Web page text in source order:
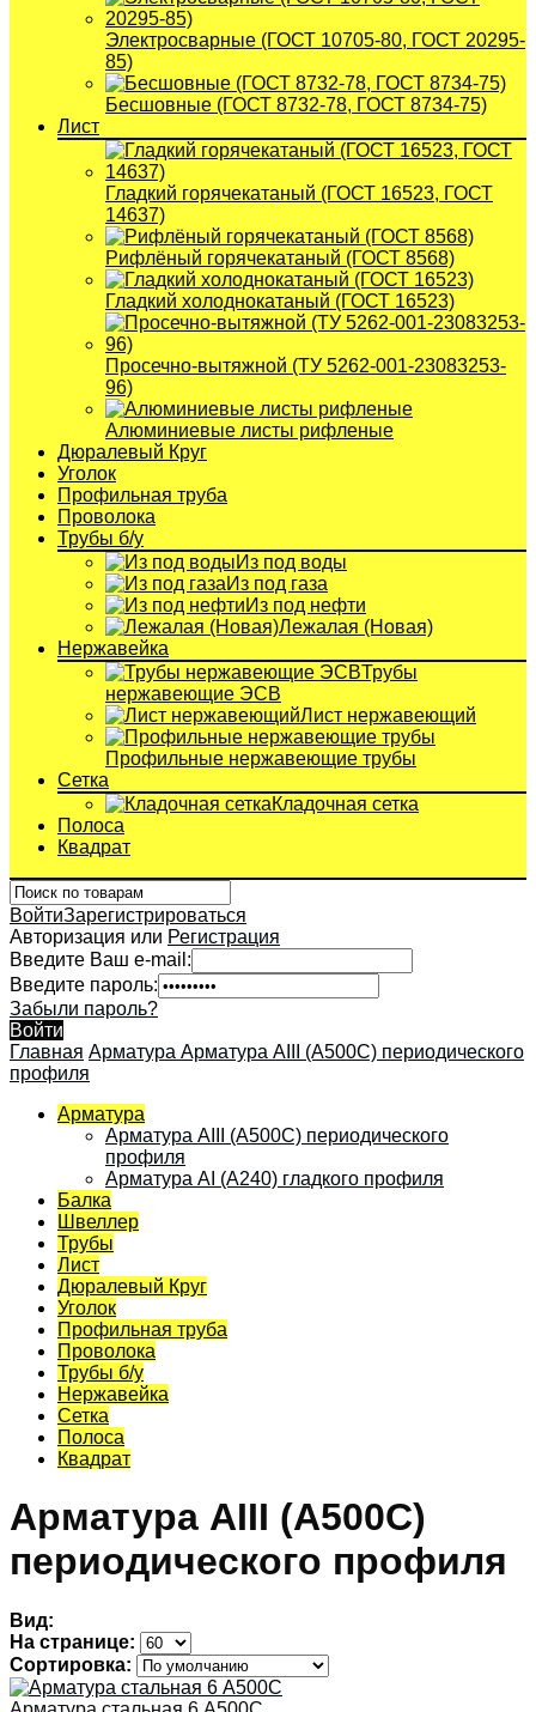
Электросварные (ГОСТ 10705-80, ГОСТ 20295-
85)
Бесшовные (ГОСТ 8732-78, ГОСТ 8734-75)
Лист
Гладкий горячекатаный (ГОСТ 16523, ГОСТ
14637)
Рифлёный горячекатаный (ГОСТ 8568)
Гладкий холоднокатаный (ГОСТ 16523)
Просечно-вытяжной (ТУ 5262-001-23083253-
96)
Алюминиевые листы рифленые
Дюралевый Круг
Уголок
Профильная труба
Проволока
Трубы б/у
Из под воды
Из под газа
Из под нефти
Лежалая (Новая)
Нержавейка
Трубы
нержавеющие ЭСВ
Лист нержавеющий
Профильные нержавеющие трубы
Сетка
Кладочная сетка
Полоса
Квадрат
ВойтиЗарегистрироваться
Авторизация или Регистрация
Введите Ваш e-mail:
Введите пароль:
Забыли пароль?
Войти
Главная Арматура Арматура АIII (А500С) периодического
профиля
Арматура
Арматура АIII (А500С) периодического
профиля
Арматура АI (A240) гладкого профиля
Балка
Швеллер
Трубы
Лист
Дюралевый Круг
Уголок
Профильная труба
Проволока
Трубы б/у
Нержавейка
Сетка
Полоса
Квадрат
Арматура АIII (А500С)
периодического профиля
Вид:
На странице:
Сортировка: